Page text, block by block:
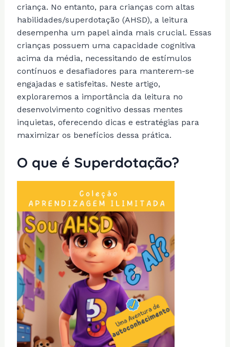
criança. No entanto, para crianças com altas
habilidades/superdotação (AHSD), a leitura
desempenha um papel ainda mais crucial. Essas
crianças possuem uma capacidade cognitiva
acima da média, necessitando de estímulos
contínuos e desafiadores para manterem-se
engajadas e satisfeitas. Neste artigo,
exploraremos a importância da leitura no
desenvolvimento cognitivo dessas mentes
inquietas, oferecendo dicas e estratégias para
maximizar os benefícios dessa prática.
O que é Superdotação?